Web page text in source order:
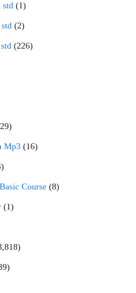
std (1)
(2)
(226)
Mp3 (16)
Course (8)
(1)